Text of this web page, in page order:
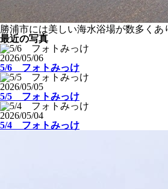
勝浦市には美しい海水浴場が数多くあ
最近の写真
2026/05/06
5/6 フォトみっけ
2026/05/05
5/5 フォトみっけ
2026/05/04
5/4 フォトみっけ